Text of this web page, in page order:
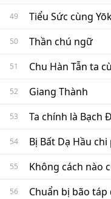
49 Tiểu Sức cùng
50 Thần chú ngữ
51 Chu Hàn Tẫn ta
52 Giang Thành
53 Ta chính là Bạch
54 Bị Bất Dạ Hầu chi
55 Không cách nào
56 Chuẩn bị bão táp